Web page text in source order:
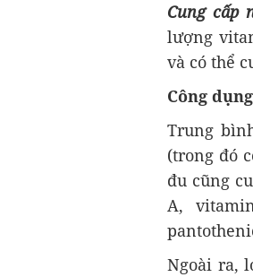
Cung cấp
lượng
và có thể
Công
Trung
(trong đó
đu cũng
A,
Ngoài ra,